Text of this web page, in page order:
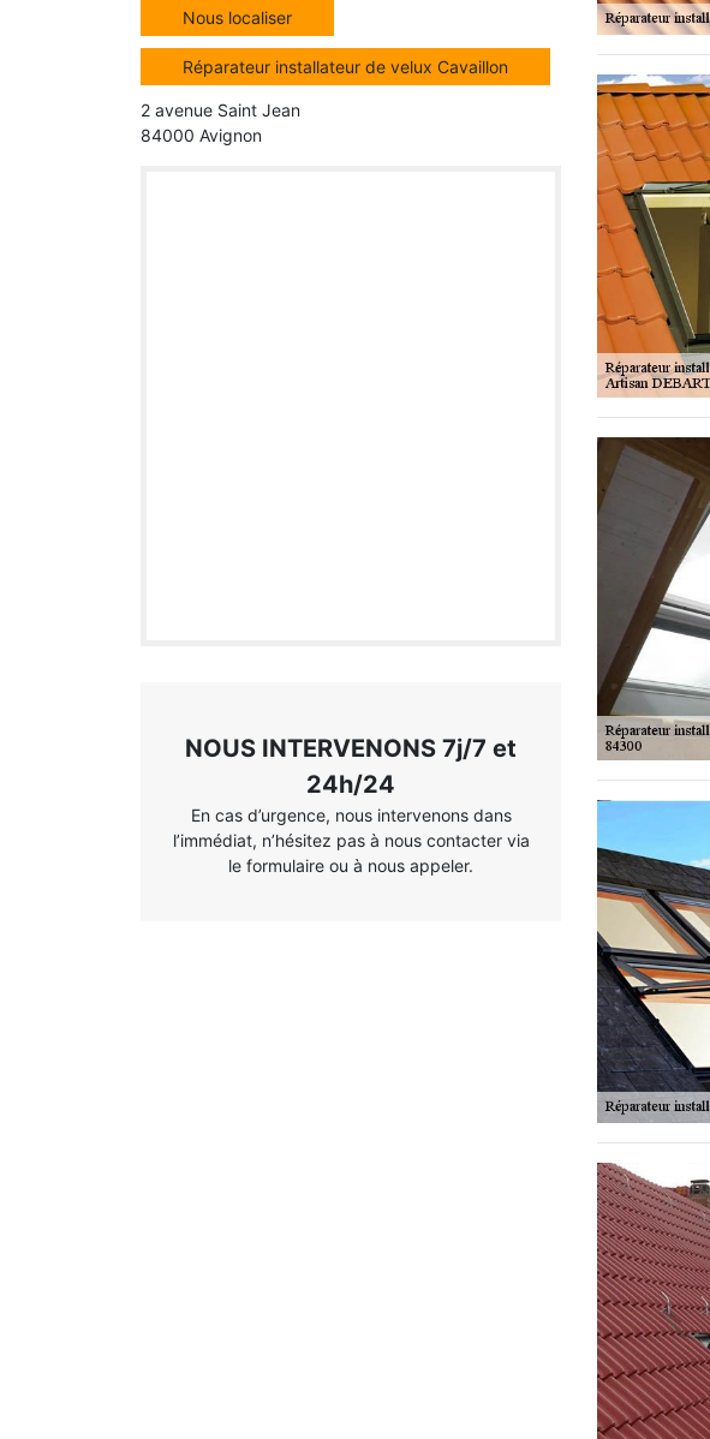
Nous localiser
Réparateur installateur de velux Cavaillon
2 avenue Saint Jean
84000 Avignon
NOUS INTERVENONS 7j/7 et
24h/24
En cas d’urgence, nous intervenons dans
l’immédiat, n’hésitez pas à nous contacter via
le formulaire ou à nous appeler.